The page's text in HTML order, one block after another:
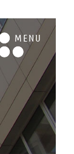
MENU